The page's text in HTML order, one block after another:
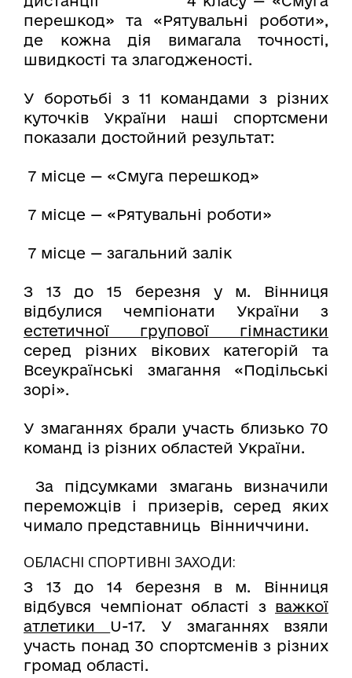
перешкод» та «Рятувальні роботи»,
де кожна дія вимагала точності,
швидкості та злагодженості.
У боротьбі з 11 командами з різних
куточків України наші спортсмени
показали достойний результат:
7 місце — «Смуга перешкод»
7 місце — «Рятувальні роботи»
7 місце — загальний залік
З 13 до 15 березня у м. Вінниця
відбулися чемпіонати України з
естетичної групової гімнастики
серед різних вікових категорій та
Всеукраїнські змагання «Подільські
зорі».
У змаганнях брали участь близько 70
команд із різних областей України.
За підсумками змагань визначили
переможців і призерів, серед яких
чимало представниць Вінниччини.
ОБЛАСНІ СПОРТИВНІ ЗАХОДИ:
З 13 до 14 березня в м. Вінниця
відбувся чемпіонат області з важкої
атлетики U-17. У змаганнях взяли
участь понад 30 спортсменів з різних
громад області.